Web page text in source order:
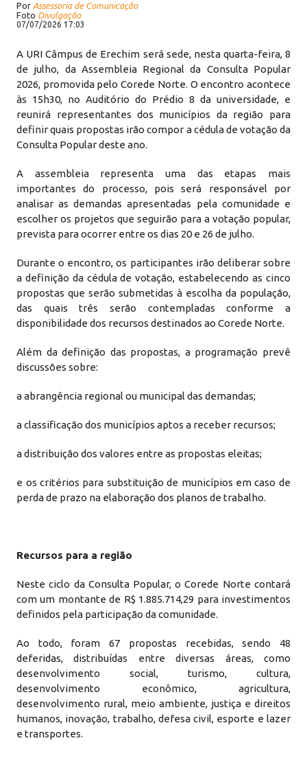
Por Assessoria de Comunicação
Foto Divulgação
07/07/2026 17:03
A URI Câmpus de Erechim será sede, nesta quarta-feira, 8
de julho, da Assembleia Regional da Consulta Popular
2026, promovida pelo Corede Norte. O encontro acontece
às 15h30, no Auditório do Prédio 8 da universidade, e
reunirá representantes dos municípios da região para
definir quais propostas irão compor a cédula de votação da
Consulta Popular deste ano.
A assembleia representa uma das etapas mais
importantes do processo, pois será responsável por
analisar as demandas apresentadas pela comunidade e
escolher os projetos que seguirão para a votação popular,
prevista para ocorrer entre os dias 20 e 26 de julho.
Durante o encontro, os participantes irão deliberar sobre
a definição da cédula de votação, estabelecendo as cinco
propostas que serão submetidas à escolha da população,
das quais três serão contempladas conforme a
disponibilidade dos recursos destinados ao Corede Norte.
Além da definição das propostas, a programação prevê
discussões sobre:
a abrangência regional ou municipal das demandas;
a classificação dos municípios aptos a receber recursos;
a distribuição dos valores entre as propostas eleitas;
e os critérios para substituição de municípios em caso de
perda de prazo na elaboração dos planos de trabalho.
Recursos para a região
Neste ciclo da Consulta Popular, o Corede Norte contará
com um montante de R$ 1.885.714,29 para investimentos
definidos pela participação da comunidade.
Ao todo, foram 67 propostas recebidas, sendo 48
deferidas, distribuídas entre diversas áreas, como
desenvolvimento social, turismo, cultura,
desenvolvimento econômico, agricultura,
desenvolvimento rural, meio ambiente, justiça e direitos
humanos, inovação, trabalho, defesa civil, esporte e lazer
e transportes.